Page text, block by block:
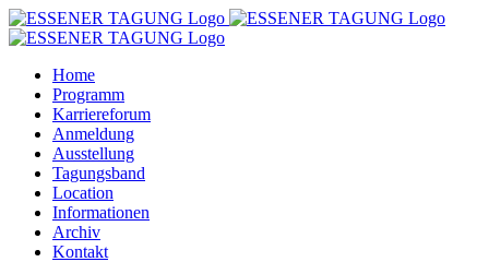
Zum
Inhalt
Home
Programm
Karriereforum
Anmeldung
Ausstellung
Tagungsband
Location
Informationen
Archiv
Kontakt